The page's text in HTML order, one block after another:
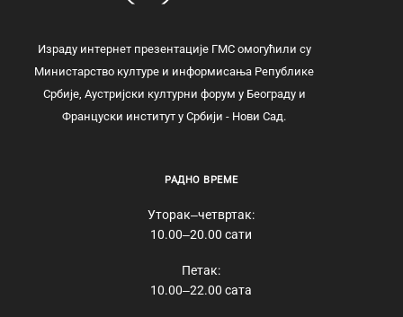
Израду интернет презентације ГМС омогућили су
Министарство културе и информисања Републике
Србије, Аустријски културни форум у Београду и
Француски институт у Србији - Нови Сад.
РАДНО ВРЕМЕ
Уторак‒четвртак:
10.00‒20.00 сати
Петак:
10.00‒22.00 сата